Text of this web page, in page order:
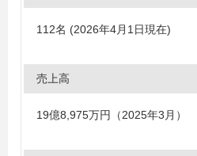
112名 (2026年4月1日現在)
売上高
19億8,975万円（2025年3月）